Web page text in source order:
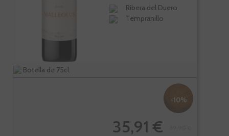
Ribera del Duero
Tempranillo
Botella de 75cl.
-10%
35,91 €